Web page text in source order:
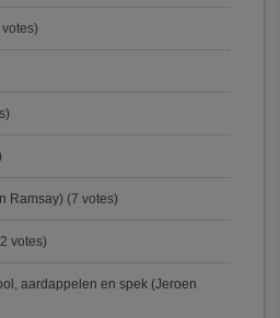
votes)
Ramsay) (7 votes)
votes)
aardappelen en spek (Jeroen